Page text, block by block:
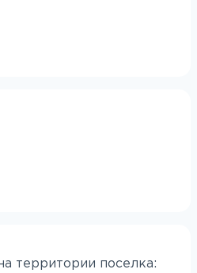
территории поселка: